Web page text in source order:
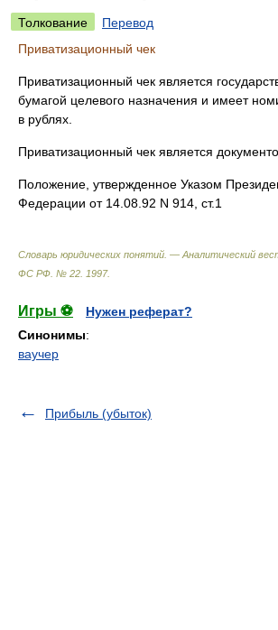
Толкование
Перевод
Приватизационный чек
Приватизационный чек является
бумагой целевого назначения и имеет
в рублях.
Приватизационный чек является
Положение, утвержденное Указом
Федерации от 14.08.92 N 914, ст.1
Словарь юридических понятий. — Аналитический
ФС РФ. № 22 1997.
Игры ⚽
Нужен реферат?
Синонимы:
ваучер
Прибыль (убыток)